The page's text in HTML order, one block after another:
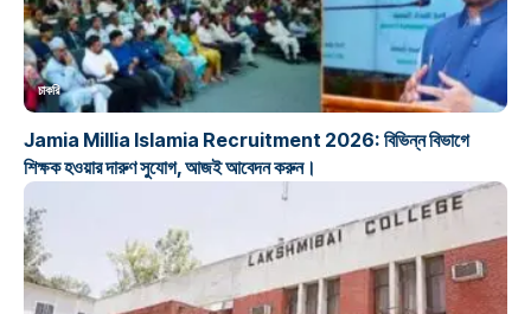
চাকরি
Jamia Millia Islamia Recruitment 2026: বিভিন্ন বিভাগে
শিক্ষক হওয়ার দারুণ সুযোগ, আজই আবেদন করুন।